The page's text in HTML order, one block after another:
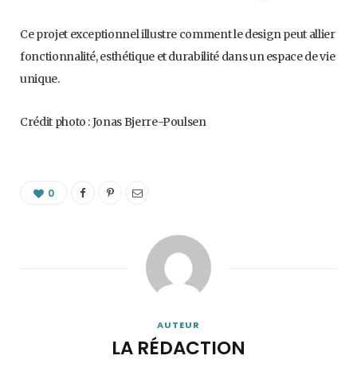
Ce projet exceptionnel illustre comment le design peut allier
fonctionnalité, esthétique et durabilité dans un espace de vie
unique.
Crédit photo : Jonas Bjerre-Poulsen
0
AUTEUR
LA RÉDACTION